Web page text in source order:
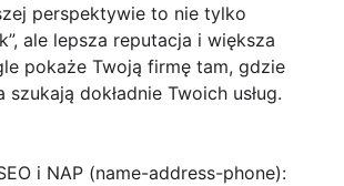
perspektywie to nie tylko
ale lepsza reputacja i większa
pokaże Twoją firmę tam, gdzie
dokładnie Twoich usług.
i NAP (name-address-phone):